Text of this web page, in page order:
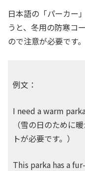
日本語の「パーカー
うと、冬用の防寒コ
ので注意が必要です。
例文：
I need a warm
（雪の日のために
トが必要です。）
This parka has a